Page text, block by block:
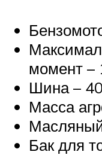
момент –
Шина –
Масса
Бак для